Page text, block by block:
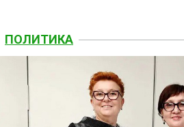
ПОЛИТИКА